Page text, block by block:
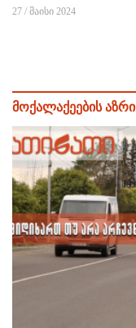
27 / მაისი 2024
მოქალაქეების აზრი